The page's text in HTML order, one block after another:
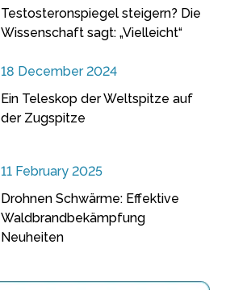
Testosteronspiegel steigern? Die
Wissenschaft sagt: „Vielleicht“
18 December 2024
Ein Teleskop der Weltspitze auf
der Zugspitze
11 February 2025
Drohnen Schwärme: Effektive
Waldbrandbekämpfung
Neuheiten